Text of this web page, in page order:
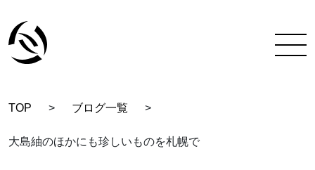
TOP > ブログ一覧 >
大島紬のほかにも珍しいものを札幌で